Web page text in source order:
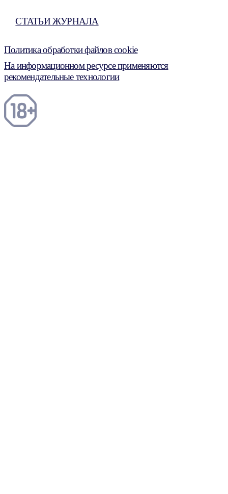
СТАТЬИ ЖУРНАЛА
Политика обработки файлов cookie
На информационном ресурсе применяются
рекомендательные технологии